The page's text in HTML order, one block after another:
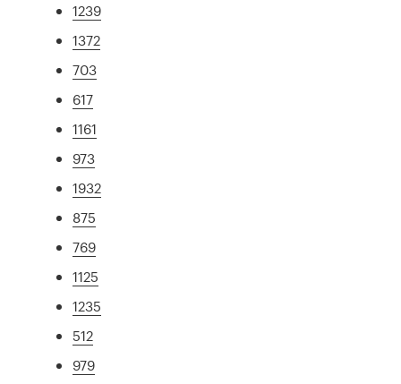
1239
1372
703
617
1161
973
1932
875
769
1125
1235
512
979